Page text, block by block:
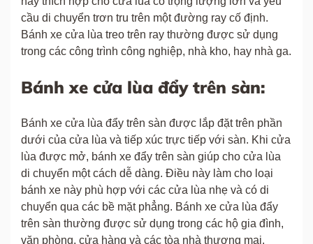
cầu di chuyển trơn tru trên một đường ray cố định.
Bánh xe cửa lùa treo trên ray thường được sử dụng
trong các công trình công nghiệp, nhà kho, hay nhà ga.
Bánh xe cửa lùa đẩy trên sàn:
Bánh xe cửa lùa đẩy trên sàn được lắp đặt trên phần
dưới của cửa lùa và tiếp xúc trực tiếp với sàn. Khi cửa
lùa được mở, bánh xe đẩy trên sàn giúp cho cửa lùa
di chuyển một cách dễ dàng. Điều này làm cho loại
bánh xe này phù hợp với các cửa lùa nhẹ và có di
chuyển qua các bề mặt phẳng. Bánh xe cửa lùa đẩy
trên sàn thường được sử dụng trong các hộ gia đình,
văn phòng, cửa hàng và các tòa nhà thương mại.